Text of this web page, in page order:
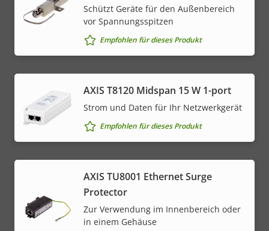
Schützt Geräte für den Außenbereich
vor Spannungsspitzen
Empfohlen für dieses Produkt
AXIS T8120 Midspan 15 W 1-port
Strom und Daten für Ihr Netzwerkgerät
Empfohlen für dieses Produkt
AXIS TU8001 Ethernet Surge
Protector
Zur Verwendung im Innenbereich oder
in einem Gehäuse